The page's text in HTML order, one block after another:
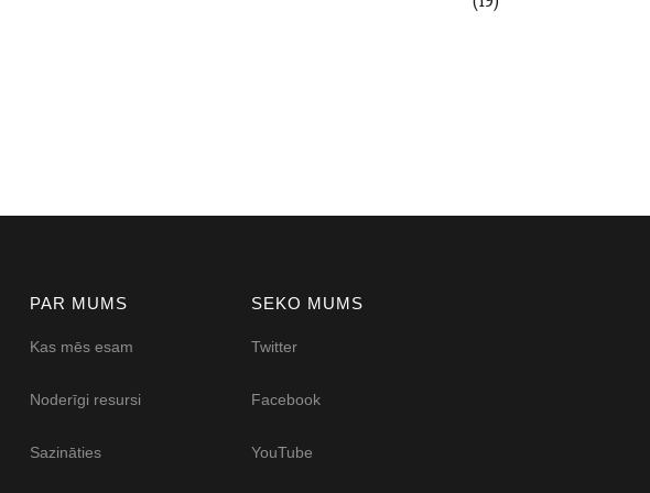
PAR MUMS
Kas mēs esam
Noderīgi resursi
Sazināties
SEKO MUMS
Twitter
Facebook
YouTube